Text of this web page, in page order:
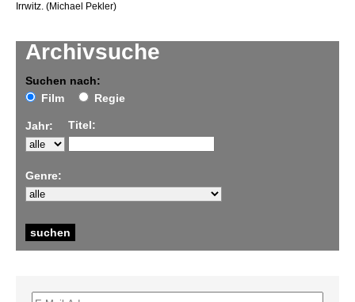
Archivsuche
Suchen nach:
Film
Regie
Jahr: Titel:
Genre:
Irrwitz. (Michael Pekler)